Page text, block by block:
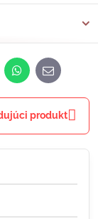
WhatsApp
E-
mail
produkt